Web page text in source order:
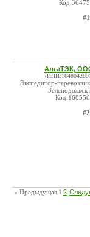
АлгаТЭК,
Экспедитор-перевозчик ,
Зеленодольск
« Предыдущая 1 2